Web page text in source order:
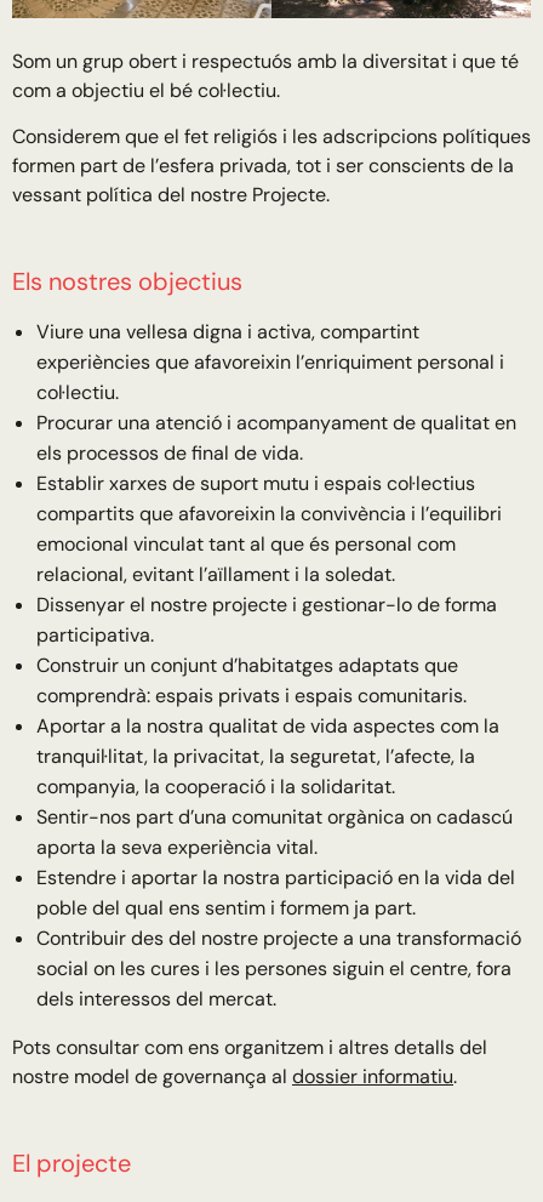
Som un grup obert i respectuós amb la diversitat i que té
com a objectiu el bé col·lectiu.
Considerem que el fet religiós i les adscripcions polítiques
formen part de l’esfera privada, tot i ser conscients de la
vessant política del nostre Projecte.
Els nostres objectius
Viure una vellesa digna i activa, compartint
experiències que afavoreixin l’enriquiment personal i
col·lectiu.
Procurar una atenció i acompanyament de qualitat en
els processos de final de vida.
Establir xarxes de suport mutu i espais col·lectius
compartits que afavoreixin la convivència i l’equilibri
emocional vinculat tant al que és personal com
relacional, evitant l’aïllament i la soledat.
Dissenyar el nostre projecte i gestionar-lo de forma
participativa.
Construir un conjunt d’habitatges adaptats que
comprendrà: espais privats i espais comunitaris.
Aportar a la nostra qualitat de vida aspectes com la
tranquil·litat, la privacitat, la seguretat, l’afecte, la
companyia, la cooperació i la solidaritat.
Sentir-nos part d’una comunitat orgànica on cadascú
aporta la seva experiència vital.
Estendre i aportar la nostra participació en la vida del
poble del qual ens sentim i formem ja part.
Contribuir des del nostre projecte a una transformació
social on les cures i les persones siguin el centre, fora
dels interessos del mercat.
Pots consultar com ens organitzem i altres detalls del
nostre model de governança al dossier informatiu.
El projecte